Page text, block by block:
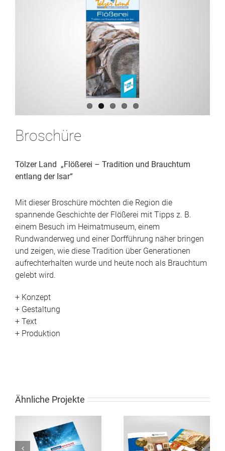
Broschüre
Tölzer Land „Flößerei – Tradition und Brauchtum
entlang der Isar“
Mit dieser Broschüre möchten die Region die
spannende Geschichte der Flößerei mit Tipps z. B.
einem Besuch im Heimatmuseum, einem
Rundwanderweg und einer Dorfführung näher bringen
und zeigen, wie diese Tradition über Generationen
aufrechterhalten wurde und heute noch als Brauchtum
gelebt wird.
+ Konzept
+ Gestaltung
+ Text
+ Produktion
Ähnliche Projekte